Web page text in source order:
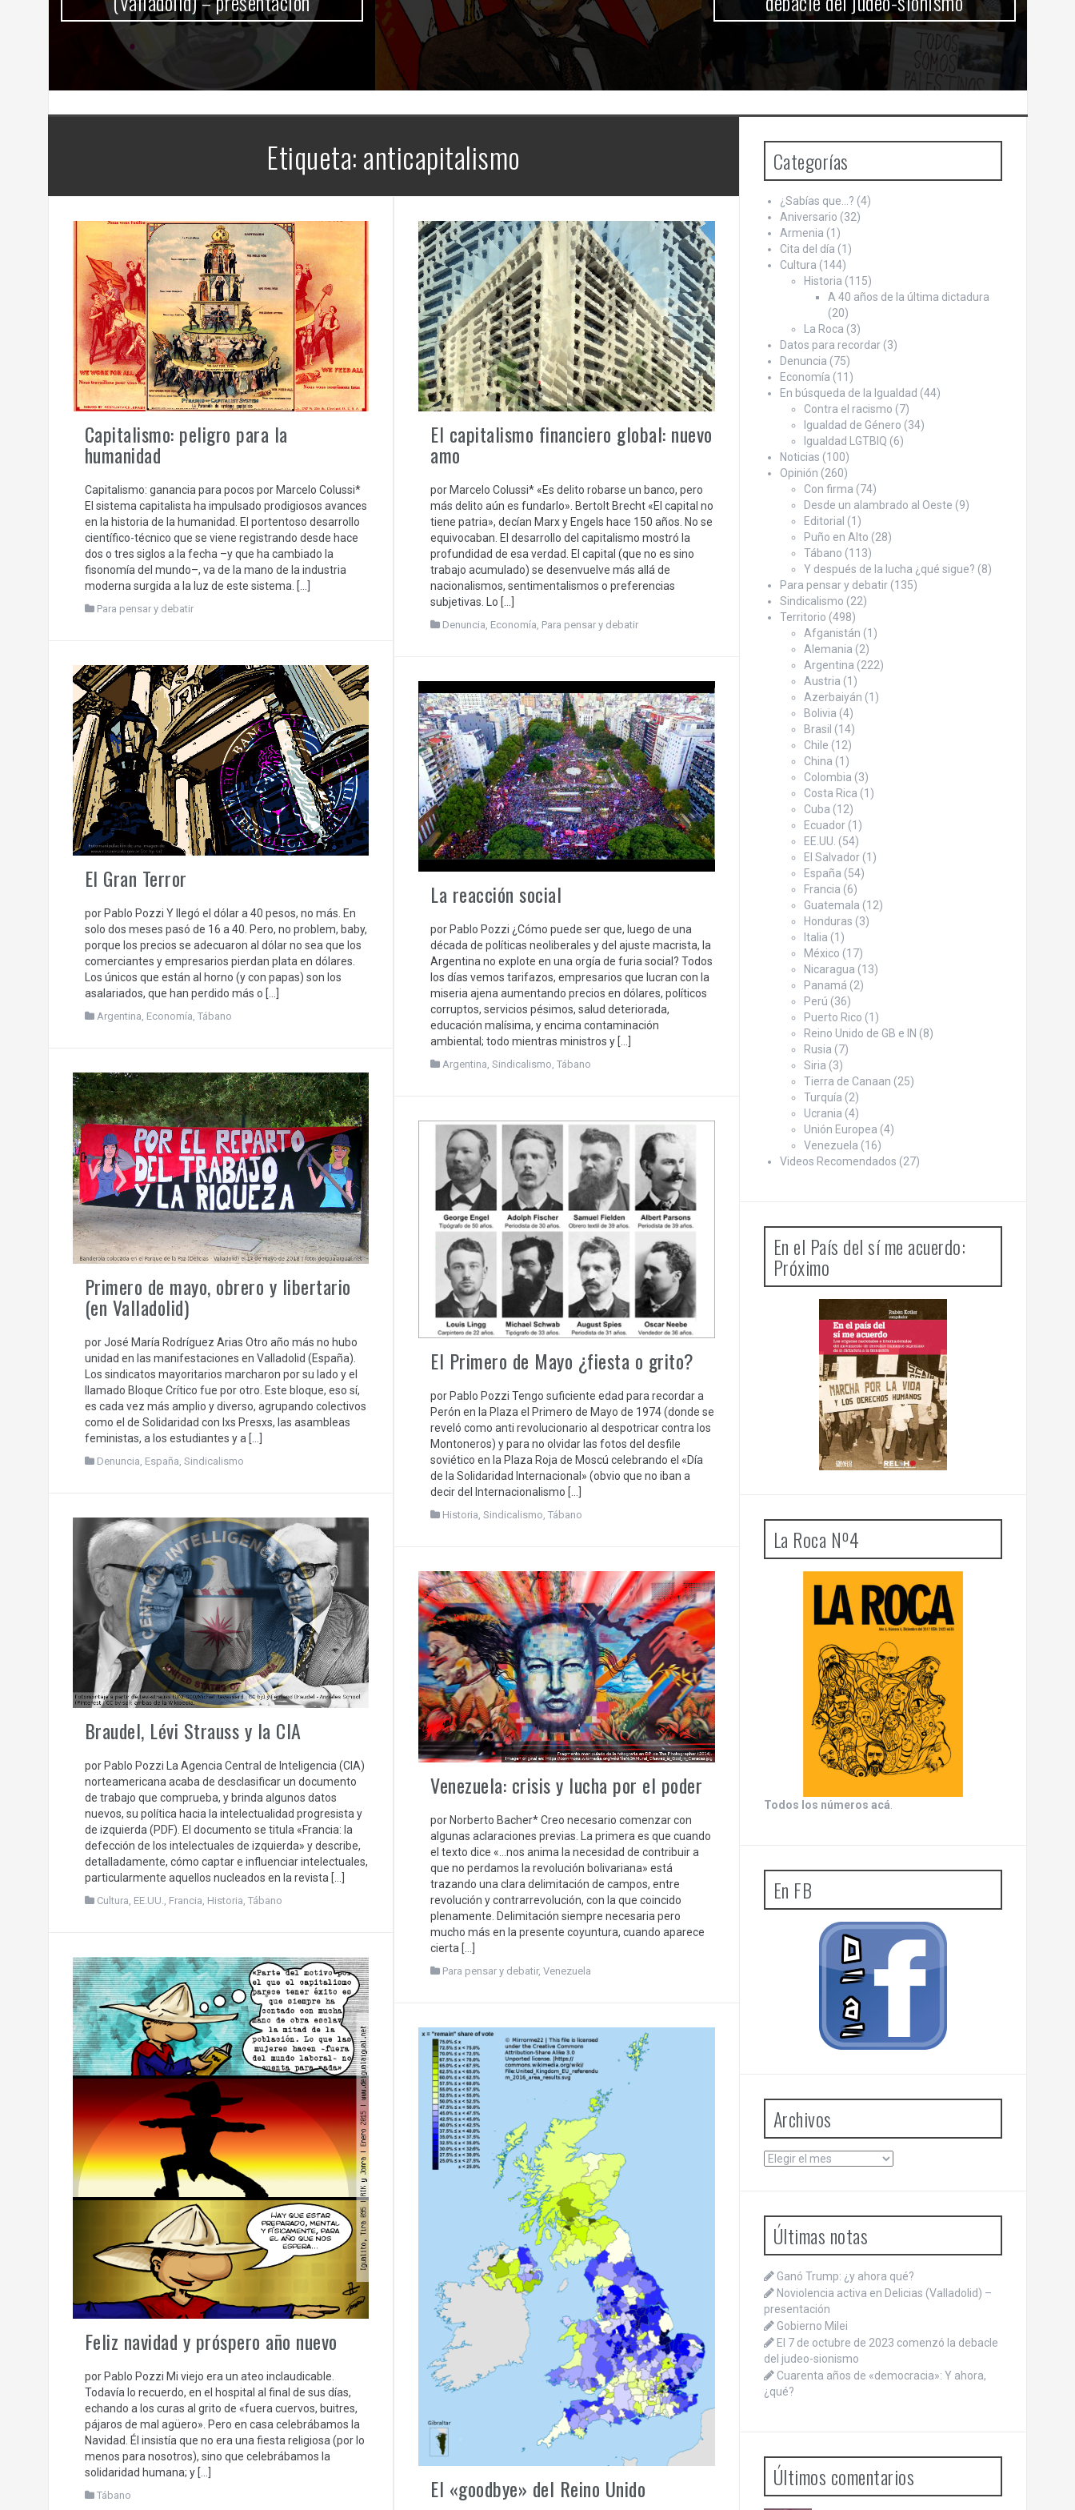
Etiqueta:anticapitalismo
Capitalismo: peligro para la
humanidad
Capitalismo: ganancia para pocos por Marcelo Colussi*
El sistema capitalista ha impulsado prodigiosos avances
en la historia de la humanidad. El portentoso desarrollo
científico-técnico que se viene registrando desde hace
dos o tres siglos a la fecha –y que ha cambiado la
fisonomía del mundo–, va de la mano de la industria
moderna surgida a la luz de este sistema. […]
Para pensar y debatir
El capitalismo financiero global: nuevo
amo
por Marcelo Colussi* «Es delito robarse un banco, pero
más delito aún es fundarlo». Bertolt Brecht «El capital no
tiene patria», decían Marx y Engels hace 150 años. No se
equivocaban. El desarrollo del capitalismo mostró la
profundidad de esa verdad. El capital (que no es sino
trabajo acumulado) se desenvuelve más allá de
nacionalismos, sentimentalismos o preferencias
subjetivas. Lo […]
Denuncia, Economía, Para pensar y debatir
El Gran Terror
por Pablo Pozzi Y llegó el dólar a 40 pesos, no más. En
solo dos meses pasó de 16 a 40. Pero, no problem, baby,
porque los precios se adecuaron al dólar no sea que los
comerciantes y empresarios pierdan plata en dólares.
Los únicos que están al horno (y con papas) son los
asalariados, que han perdido más o […]
Argentina, Economía, Tábano
La reacción social
por Pablo Pozzi ¿Cómo puede ser que, luego de una
década de políticas neoliberales y del ajuste macrista, la
Argentina no explote en una orgía de furia social? Todos
los días vemos tarifazos, empresarios que lucran con la
miseria ajena aumentando precios en dólares, políticos
corruptos, servicios pésimos, salud deteriorada,
educación malísima, y encima contaminación
ambiental; todo mientras ministros y […]
Argentina, Sindicalismo, Tábano
Primero de mayo, obrero y libertario
(en Valladolid)
por José María Rodríguez Arias Otro año más no hubo
unidad en las manifestaciones en Valladolid (España).
Los sindicatos mayoritarios marcharon por su lado y el
llamado Bloque Crítico fue por otro. Este bloque, eso sí,
es cada vez más amplio y diverso, agrupando colectivos
como el de Solidaridad con lxs Presxs, las asambleas
feministas, a los estudiantes y a […]
Denuncia España Sindicalismo
El Primero de Mayo ¿fiesta o grito?
por Pablo Pozzi Tengo suficiente edad para recordar a
Perón en la Plaza el Primero de Mayo de 1974 (donde se
reveló como anti revolucionario al despotricar contra los
Montoneros) y para no olvidar las fotos del desfile
soviético en la Plaza Roja de Moscú celebrando el «Día
de la Solidaridad Internacional» (obvio que no iban a
decir del Internacionalismo […]
Historia, Sindicalismo, Tábano
Braudel, Lévi Strauss y la CIA
por Pablo Pozzi La Agencia Central de Inteligencia (CIA)
norteamericana acaba de desclasificar un documento
de trabajo que comprueba, y brinda algunos datos
nuevos, su política hacia la intelectualidad progresista y
de izquierda (PDF). El documento se titula «Francia: la
defección de los intelectuales de izquierda» y describe,
detalladamente, cómo captar e influenciar intelectuales,
particularmente aquellos nucleados en la revista […]
Cultura EE.UU. Francia Historia Tábano
Venezuela: crisis y lucha por el poder
por Norberto Bacher* Creo necesario comenzar con
algunas aclaraciones previas. La primera es que cuando
el texto dice «…nos anima la necesidad de contribuir a
que no perdamos la revolución bolivariana» está
trazando una clara delimitación de campos, entre
revolución y contrarrevolución, con la que coincido
plenamente. Delimitación siempre necesaria pero
mucho más en la presente coyuntura, cuando aparece
cierta […]
Para pensar y debatir, Venezuela
Feliz navidad y próspero año nuevo
por Pablo Pozzi Mi viejo era un ateo inclaudicable.
Todavía lo recuerdo, en el hospital al final de sus días,
echando a los curas al grito de «fuera cuervos, buitres,
pájaros de mal agüero». Pero en casa celebrábamos la
Navidad. Él insistía que no era una fiesta religiosa (por lo
menos para nosotros), sino que celebrábamos la
solidaridad humana; y […]
Tábano El «goodbye» del Reino Unido
Categorías
¿Sabías que…? (4)
Aniversario (32)
Armenia (1)
Cita del día (1)
Cultura (144)
Historia (115)
A 40 años de la última dictadura
(20)
La Roca (3)
Datos para recordar(3)
Denuncia (75)
Economía (11)
En búsqueda de la Igualdad (44)
Contra el racismo (7)
Igualdad de Género (34)
Igualdad LGTBIQ (6)
Noticias (100)
Opinión (260)
Con firma (74)
Desde un alambrado al Oeste (9)
Editorial (1)
Puño en Alto (28)
Tábano (113)
Y después de la lucha ¿qué sigue? (8)
Para pensar y debatir(135)
Sindicalismo (22)
Territorio (498)
Afganistán (1)
Alemania (2)
Argentina (222)
Austria (1)
Azerbaiyán (1)
Bolivia (4)
Brasil (14)
Chile (12)
China (1)
Colombia (3)
Costa Rica (1)
Cuba (12)
Ecuador(1)
EE.UU. (54)
El Salvador(1)
España (54)
Francia (6)
Guatemala (12)
Honduras (3)
Italia (1)
México (17)
Nicaragua (13)
Panamá (2)
Perú (36)
Puerto Rico (1)
Reino Unido de GB e IN (8)
Rusia (7)
Siria (3)
Tierra de Canaan (25)
Turquía (2)
Ucrania (4)
Unión Europea (4)
Venezuela (16)
Videos Recomendados (27)
En el País del sí me acuerdo:
Próximo
La Roca Nº4
Todos los números acá.
En FB
Archivos
Archivos
Últimas notas
Ganó Trump: ¿y ahora qué?
Noviolencia activa en Delicias (Valladolid) –
presentación
Gobierno Milei
El 7 de octubre de 2023 comenzó la debacle
del judeo-sionismo
Cuarenta años de «democracia»: Y ahora,
¿qué?
Últimos comentarios